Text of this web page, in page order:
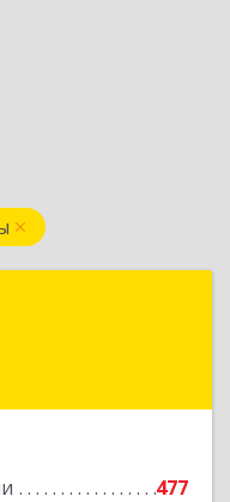
477
Хабаровск г,